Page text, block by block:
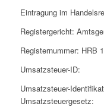
Eintragung im
Registergericht:
Registernummer: HRB
Umsatzsteuer-ID:
Umsatzsteuer-
Umsatzsteuergesetz: